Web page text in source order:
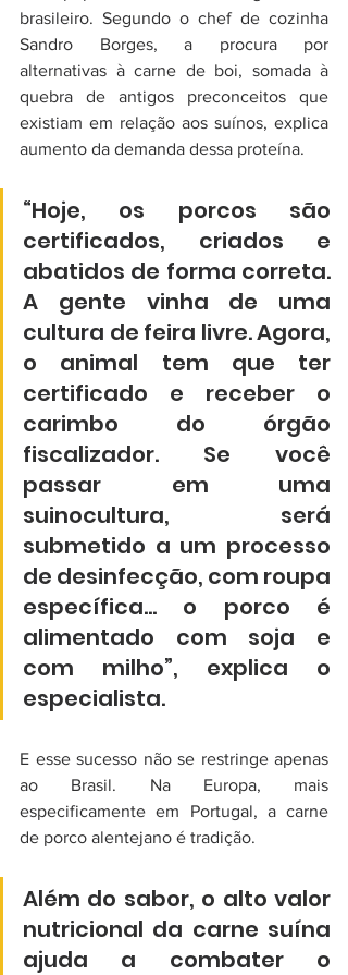
brasileiro. Segundo o chef de cozinha
Sandro Borges, a procura por
alternativas à carne de boi, somada à
quebra de antigos preconceitos que
existiam em relação aos suínos, explica
aumento da demanda dessa proteína.
“Hoje, os porcos são
certificados, criados e
abatidos de forma correta.
A gente vinha de uma
cultura de feira livre. Agora,
o animal tem que ter
certificado e receber o
carimbo do órgão
fiscalizador. Se você
passar em uma
suinocultura, será
submetido a um processo
de desinfecção, com roupa
específica… o porco é
alimentado com soja e
com milho”, explica o
especialista.
E esse sucesso não se restringe apenas
ao Brasil. Na Europa, mais
especificamente em Portugal, a carne
de porco alentejano é tradição.
Além do sabor, o alto valor
nutricional da carne suína
ajuda a combater o